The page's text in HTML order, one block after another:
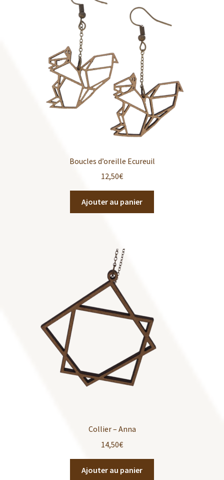
Boucles d’oreille Ecureuil
12,50€
Ajouter au panier
Collier – Anna
14,50€
Ajouter au panier